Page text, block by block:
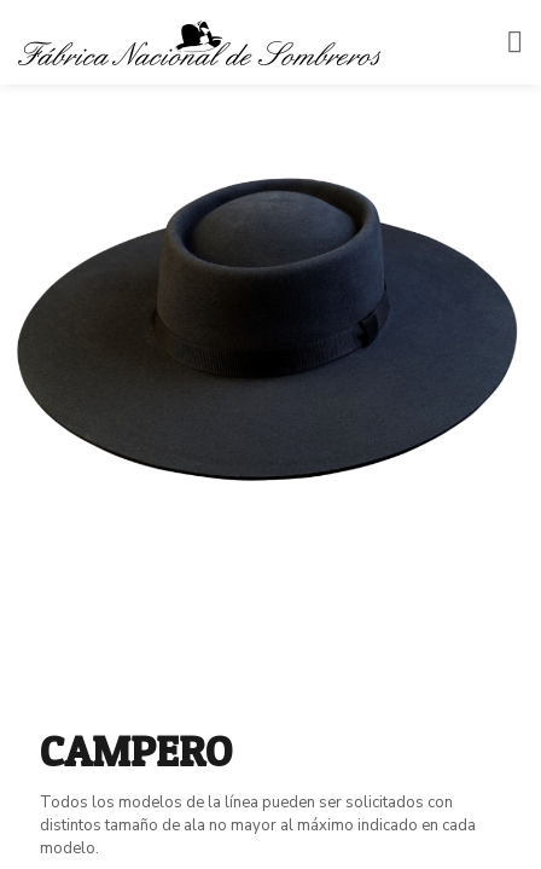
CAMPERO
Todos los modelos de la línea pueden ser solicitados con
distintos tamaño de ala no mayor al máximo indicado en cada
modelo.